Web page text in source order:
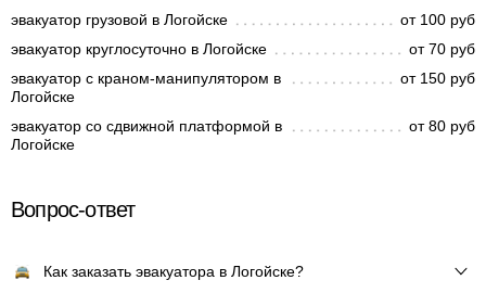
эвакуатор грузовой в Логойске
от 100 руб
эвакуатор круглосуточно в Логойске
от 70 руб
эвакуатор с краном-манипулятором в
Логойске
от 150 руб
эвакуатор со сдвижной платформой в
Логойске
от 80 руб
Вопрос-ответ
Как заказать эвакуатора в Логойске?